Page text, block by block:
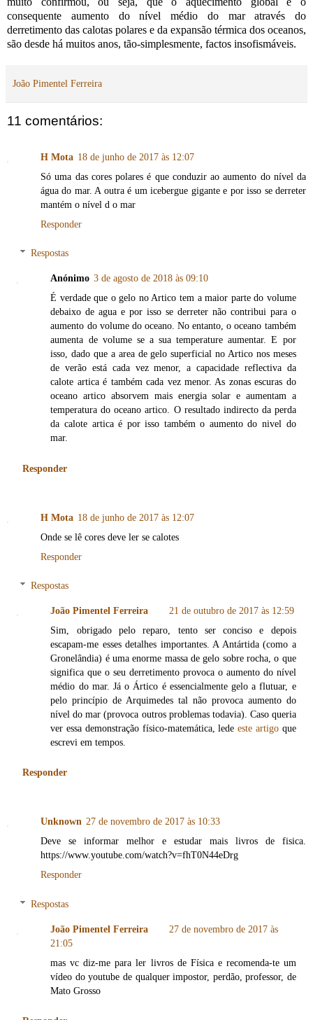
consequente aumento do nível médio do mar através do
derretimento das calotas polares e da expansão térmica dos oceanos,
são desde há muitos anos, tão-simplesmente, factos insofismáveis.
João Pimentel Ferreira
11 comentários:
H Mota 18 de junho de 2017 às 12:07
Só uma das cores polares é que conduzir ao aumento do nível da
água do mar. A outra é um icebergue gigante e por isso se derreter
mantém o nível d o mar
Responder
Respostas
Anónimo 3 de agosto de 2018 às 09:10
É verdade que o gelo no Artico tem a maior parte do volume
debaixo de agua e por isso se derreter não contribui para o
aumento do volume do oceano. No entanto, o oceano também
aumenta de volume se a sua temperature aumentar. E por
isso, dado que a area de gelo superficial no Artico nos meses
de verão está cada vez menor, a capacidade reflectiva da
calote artica é também cada vez menor. As zonas escuras do
oceano artico absorvem mais energia solar e aumentam a
temperatura do oceano artico. O resultado indirecto da perda
da calote artica é por isso também o aumento do nivel do
mar.
Responder
H Mota 18 de junho de 2017 às 12:07
Onde se lê cores deve ler se calotes
Responder
Respostas
João Pimentel Ferreira
21 de outubro de 2017 às 12:59
Sim, obrigado pelo reparo, tento ser conciso e depois
escapam-me esses detalhes importantes. A Antártida (como a
Gronelândia) é uma enorme massa de gelo sobre rocha, o que
significa que o seu derretimento provoca o aumento do nível
médio do mar. Já o Ártico é essencialmente gelo a flutuar, e
pelo princípio de Arquimedes tal não provoca aumento do
nível do mar (provoca outros problemas todavia). Caso queria
ver essa demonstração físico-matemática, ledeeste artigoque
escrevi em tempos.
Responder
Unknown 27 de novembro de 2017 às 10:33
Deve se informar melhor e estudar mais livros de fisica.
https://www.youtube.com/watch?v=fhT0N44eDrg
Responder
Respostas
João Pimentel Ferreira
27 de novembro de 2017 às
21:05
mas vc diz-me para ler livros de Física e recomenda-te um
vídeo do youtube de qualquer impostor, perdão, professor, de
Mato Grosso